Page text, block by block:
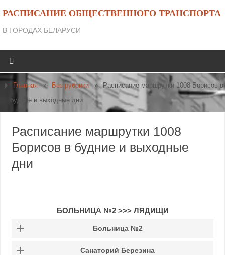
РАСПИСАНИЕ ОБЩЕСТВЕННОГО ТРАНСПОРТА
В ГОРОДАХ БЕЛАРУСИ
Главная » Без рубрики » Расписание маршрутки 1008 Борисов в
будние и выходные дни
Расписание маршрутки 1008
Борисов в будние и выходные
дни
БОЛЬНИЦА №2 >>>ЛЯДИЩИ
Больница №2
Санаторий Березина